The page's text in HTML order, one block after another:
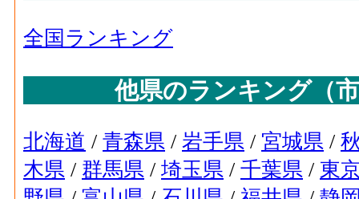
全国ランキング
他県のランキング（
北海道 / 青森県 / 岩手県 / 宮城県 /
木県 / 群馬県 / 埼玉県 / 千葉県 / 東